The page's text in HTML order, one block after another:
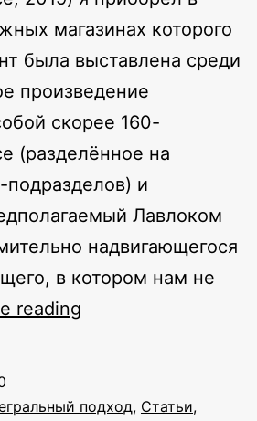
магазинах которого
была выставлена среди
произведение
скорее 160-
(разделённое на
подразделов) и
Лавлоком
надвигающегося
в котором нам не
reading
на
подход, Статьи,